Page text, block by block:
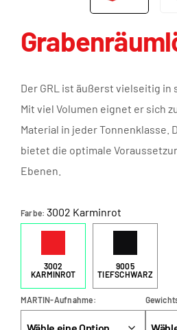
Der GRL ist äußerst vielseitig in
Mit viel Volumen eignet er sich
Material in jeder Tonnenklasse.
bietet die optimale
Ebenen.
Farbe 3002 Karminrot
3002
KARMINROT
9005
TIEFSCHWARZ
MARTIN-Aufnahme